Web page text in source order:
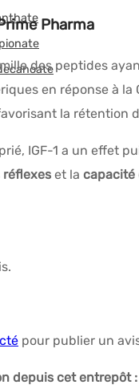
Pharma
des peptides
en réponse à la
la rétention
IGF-1 a un effet
réflexes et la capacité
pour publier un
depuis cet entrepôt :